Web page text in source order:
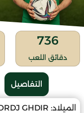
736
دقائق اللعب
التفاصيل
الميلاد: GHDIR